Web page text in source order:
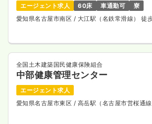
エージェント求人 60床 車通勤可
寮
愛知県名古屋市南区 / 大江駅（名鉄常滑線） 徒
全国土木建築国民健康保険組合
中部健康管理センター
エージェント求人
愛知県名古屋市東区 / 高岳駅（名古屋市営桜通線